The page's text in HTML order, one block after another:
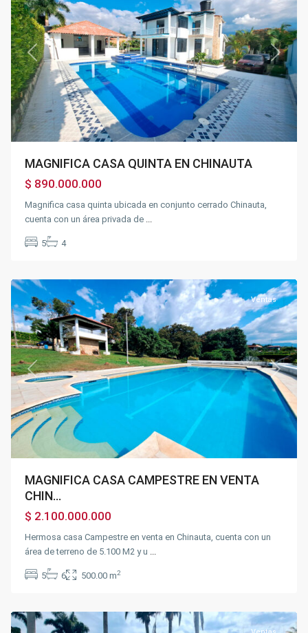
Previous Next
MAGNIFICA CASA QUINTA EN CHINAUTA
$ 890.000.000
Magnifica casa quinta ubicada en conjunto cerrado Chinauta,
cuenta con un área privada de ...
5 4
Previous Next
Ventas
MAGNIFICA CASA CAMPESTRE EN VENTA
CHIN...
$ 2.100.000.000
Hermosa casa Campestre en venta en Chinauta, cuenta con un
área de terreno de 5.100 M2 y u
5 6 500.00 m2